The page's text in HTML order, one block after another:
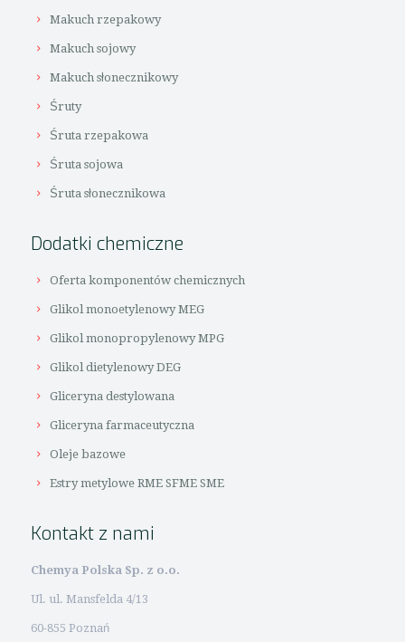
Makuch rzepakowy
Makuch sojowy
Makuch słonecznikowy
Śruty
Śruta rzepakowa
Śruta sojowa
Śruta słonecznikowa
Dodatki chemiczne
Oferta komponentów chemicznych
Glikol monoetylenowy MEG
Glikol monopropylenowy MPG
Glikol dietylenowy DEG
Gliceryna destylowana
Gliceryna farmaceutyczna
Oleje bazowe
Estry metylowe RME SFME SME
Kontakt z nami
Chemya Polska Sp. z o.o.
Ul. ul. Mansfelda 4/13
60-855 Poznań